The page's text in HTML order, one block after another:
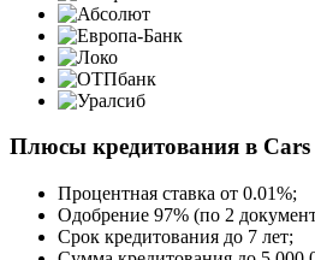
Плюсы кредитования в
Процентная ставка от 0.01%;
Одобрение 97% (по 2
Срок кредитования до 7 лет;